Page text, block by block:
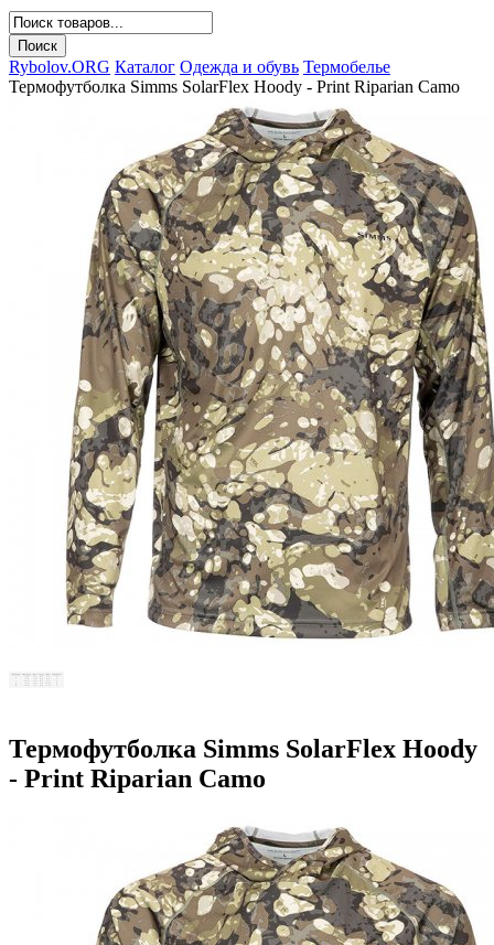
Rybolov.ORG Каталог Одежда и обувь Термобелье
Термофутболка Simms SolarFlex Hoody - Print Riparian Camo
Термофутболка Simms SolarFlex Hoody
- Print Riparian Camo